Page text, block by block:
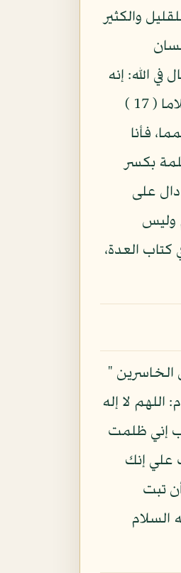
والكثير
الله: إنه
ناطق وأما اللفظ فهو من قولك: لفظت الشئ: إذا أخرجته من فمك وليس في الكلام مثل ذلك ويقال: كلمته تكليما وكلاما ( 17 )
فأنا
عنها كلمة بكسر
على
الفاعل للكلام وليس
لان الكلام يحل اللسان والصدر ولا يوصفان بذلك وقد بينا فساد الكلام النفسي ( 21 ) في كتاب العدة،
الخاسرين "
لا إله
إني ظلمت
فتب علي إنك
تبت
السلام